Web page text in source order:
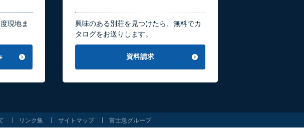
現地ま
興味のある別荘を見つけたら、無料でカ
タログをお送りします。
資料請求
リンク集 サイトマップ 富士急グループ